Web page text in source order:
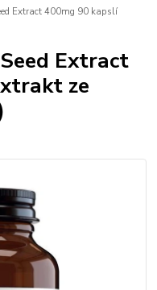
Extract 400mg 90 kapslí
Extract
ze